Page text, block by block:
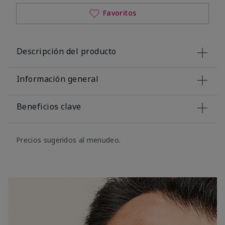
Favoritos
Descripción del producto
Información general
Beneficios clave
Precios sugeridos al menudeo.